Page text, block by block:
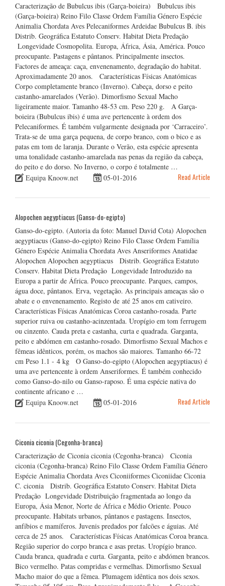
Caracterização de Bubulcus ibis (Garça-boieira) Bubulcus ibis
(Garça-boieira) Reino Filo Classe Ordem Família Género Espécie
Animalia Chordata Aves Pelecaniformes Ardeidae Bubulcus B. ibis
Distrib. Geográfica Estatuto Conserv. Habitat Dieta Predação
Longevidade Cosmopolita. Europa, África, Ásia, América. Pouco
preocupante. Pastagens e pântanos. Principalmente insectos.
Factores de ameaça: caça, envenenamento, degradação do habitat.
Aproximadamente 20 anos. Características Físicas Anatómicas
Corpo completamente branco (Inverno). Cabeça, dorso e peito
castanho-amarelados (Verão). Dimorfismo Sexual Macho
ligeiramente maior. Tamanho 48-53 cm. Peso 220 g. A Garça-
boieira (Bubulcus ibis) é uma ave pertencente à ordem dos
Pelecaniformes. É também vulgarmente designada por ‘Carraceiro’.
Trata-se de uma garça pequena, de corpo branco, com o bico e as
patas em tom de laranja. Durante o Verão, esta espécie apresenta
uma tonalidade castanho-amarelada nas penas da região da cabeça,
do peito e do dorso. No Inverno, o corpo é totalmente …
Equipa Knoow.net
05-01-2016 Read Article
Alopochen aegyptiacus (Ganso-do-egipto)
Ganso-do-egipto. (Autoria da foto: Manuel David Cota) Alopochen
aegyptiacus (Ganso-do-egipto) Reino Filo Classe Ordem Família
Género Espécie Animalia Chordata Aves Anseriformes Anatidae
Alopochen Alopochen aegyptiacus Distrib. Geográfica Estatuto
Conserv. Habitat Dieta Predação Longevidade Introduzido na
Europa a partir de África. Pouco preocupante. Parques, campos,
água doce, pântanos. Erva, vegetação. As principais ameaças são o
abate e o envenenamento. Registo de até 25 anos em cativeiro.
Características Físicas Anatómicas Coroa castanho-rosada. Parte
superior ruiva ou castanho-acinzentada. Uropígio em tom ferrugem
ou cinzento. Cauda preta e castanha, curta e quadrada. Garganta,
peito e abdómen em castanho-rosado. Dimorfismo Sexual Machos e
fêmeas idênticos, porém, os machos são maiores. Tamanho 66-72
cm Peso 1.1 - 4 kg O Ganso-do-egipto (Alopochen aegyptiacus) é
uma ave pertencente à ordem Anseriformes. É também conhecido
como Ganso-do-nilo ou Ganso-raposo. É uma espécie nativa do
continente africano e …
Equipa Knoow.net
05-01-2016 Read Article
Ciconia ciconia (Cegonha-branca)
Caracterização de Ciconia ciconia (Cegonha-branca) Ciconia
ciconia (Cegonha-branca) Reino Filo Classe Ordem Família Género
Espécie Animalia Chordata Aves Ciconiiformes Ciconiidae Ciconia
C. ciconia Distrib. Geográfica Estatuto Conserv. Habitat Dieta
Predação Longevidade Distribuição fragmentada ao longo da
Europa, Ásia Menor, Norte de África e Médio Oriente. Pouco
preocupante. Habitats urbanos, pântanos e pastagens. Insectos,
anfíbios e mamíferos. Juvenis predados por falcões e águias. Até
cerca de 25 anos. Características Físicas Anatómicas Coroa branca.
Região superior do corpo branca e asas pretas. Uropígio branco.
Cauda branca, quadrada e curta. Garganta, peito e abdómen brancos.
Bico vermelho. Patas compridas e vermelhas. Dimorfismo Sexual
Macho maior do que a fêmea. Plumagem idêntica nos dois sexos.